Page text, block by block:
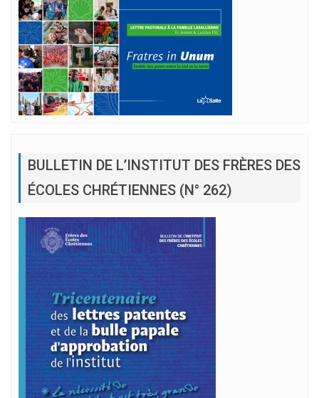
BULLETIN DE L’INSTITUT DES FRÈRES DES
ÉCOLES CHRÉTIENNES (N° 262)